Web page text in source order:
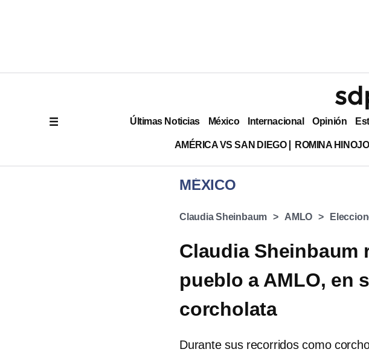
Últimas Noticias México Internacional Opinión
AMÉRICA VS SAN DIEGO ROMINA
MÉXICO
Claudia Sheinbaum AMLO
Claudia Sheinbaum
pueblo a AMLO, en
corcholata
Durante sus recorridos como